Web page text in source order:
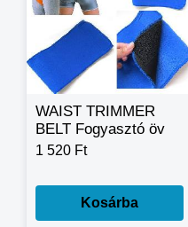
WAIST TRIMMER
BELT Fogyasztó öv
1 520 Ft
Kosárba